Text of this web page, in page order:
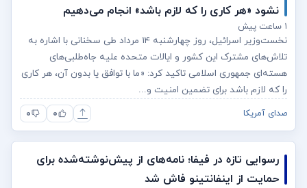
نشود «هر کاری را که لازم باشد» انجام می‌دهیم
۱ ساعت پیش
نخست‌وزیر اسرائیل، روز چهارشنبه ۱۴ مرداد طی سخنانی با اشاره به
تلاش‌های مشترک این کشور و ایالات متحده علیه جاه‌طلبی‌های
هسته‌ای جمهوری اسلامی تاکید کرد: «ما با توافق یا بدون آن، هر کاری
را که لازم باشد برای تضمین امنیت و...
صدای آمریکا ۰ ۰
رسوایی تازه در فیفا؛ نامه‌های از پیش‌نوشته‌شده برای
حمایت از اینفانتینو فاش شد